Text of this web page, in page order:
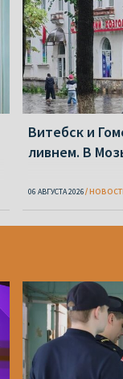
Витебск и
ливнем. В
06 АВГУСТА 2026